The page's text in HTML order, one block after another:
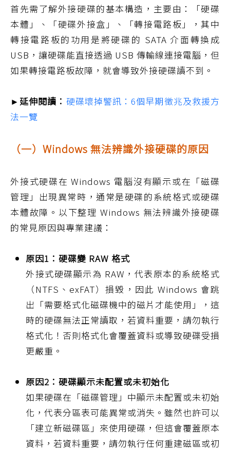
首先需了解外接硬碟的基本構造，主要由：「硬碟
本體」、「硬碟外接盒」、「轉接電路板」，其中
轉接電路板的功用是將硬碟的 SATA 介面轉換成
USB，讓硬碟能直接透過 USB 傳輸線連接電腦，但
如果轉接電路板故障，就會導致外接硬碟讀不到。
►延伸閱讀： 硬碟壞掉警訊：6個早期徵兆及救援方
法一覽
（一）Windows 無法辨識外接硬碟的原因
外接式硬碟在 Windows 電腦沒有顯示或在「磁碟
管理」出現異常時，通常是硬碟的系統格式或硬碟
本體故障。以下整理 Windows 無法辨識外接硬碟
的常見原因與專業建議：
原因1：硬碟變 RAW 格式
外接式硬碟顯示為 RAW，代表原本的系統格式
（NTFS、exFAT）損毀，因此 Windows 會跳
出「需要格式化磁碟機中的磁片才能使用」，這
時的硬碟無法正常讀取，若資料重要，請勿執行
格式化！否則格式化會覆蓋資料或導致硬碟受損
更嚴重。
原因2：硬碟顯示未配置或未初始化
如果硬碟在「磁碟管理」中顯示未配置或未初始
化，代表分區表可能異常或消失。雖然也許可以
「建立新磁碟區」來使用硬碟，但這會覆蓋原本
資料，若資料重要，請勿執行任何重建磁區或初